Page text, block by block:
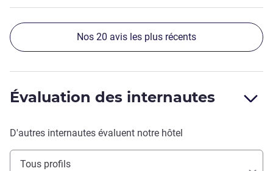
Nos 20 avis les plus récents
Évaluation des internautes
D'autres internautes évaluent notre hôtel
Tous profils